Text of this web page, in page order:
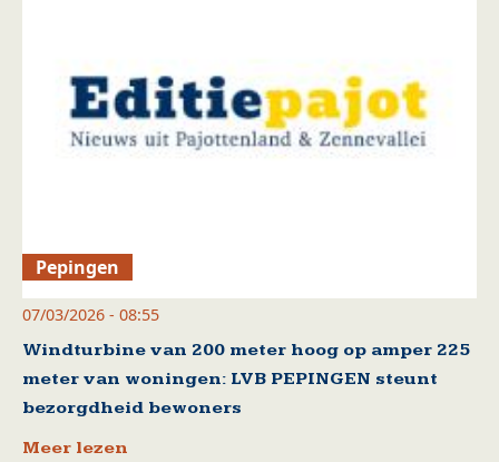
Pepingen
07/03/2026 - 08:55
Windturbine van 200 meter hoog op amper 225
meter van woningen: LVB PEPINGEN steunt
bezorgdheid bewoners
Meer lezen